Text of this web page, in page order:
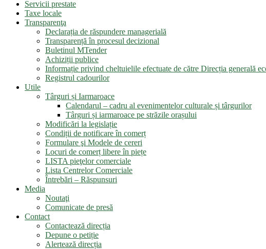
Servicii prestate
Taxe locale
Transparenţa
Declarația de răspundere managerială
Transparență în procesul decizional
Buletinul MTender
Achiziții publice
Informație privind cheltuielile efectuate de către Direcția generală
Registrul cadourilor
Utile
Târguri și Iarmaroace
Calendarul – cadru al evenimentelor culturale și târgurilor
Târguri și iarmaroace pe străzile orașului
Modificări la legislație
Condiții de notificare în comerț
Formulare şi Modele de cereri
Locuri de comerț libere în piețe
LISTA pieţelor comerciale
Lista Centrelor Comerciale
Întrebări – Răspunsuri
Media
Noutaţi
Comunicate de presă
Contact
Contactează direcția
Depune o petiție
Alertează direcția